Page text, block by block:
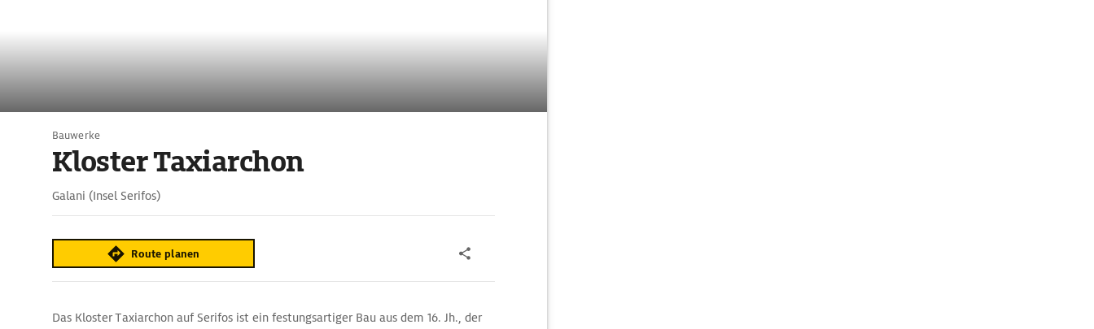
Bauwerke
Kloster Taxiarchon
Galani (Insel Serifos)
Route planen
Das Kloster Taxiarchon auf Serifos ist ein festungsartiger Bau aus dem 16. Jh., der